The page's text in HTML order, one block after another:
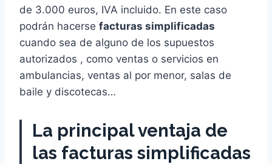
de 3.000 euros, IVA incluido. En este caso
podrán hacerse facturas simplificadas
cuando sea de alguno de los supuestos
autorizados , como ventas o servicios en
ambulancias, ventas al por menor, salas de
baile y discotecas…
La principal ventaja de
las facturas simplificadas